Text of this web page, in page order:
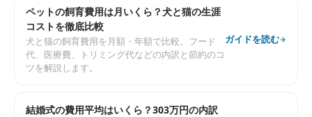
ペットの飼育費用は月いくら？犬と猫の生涯
コストを徹底比較
犬と猫の飼育費用を月額・年額で比較。フード
代、医療費、トリミング代などの内訳と節約のコ
ツを解説します。
ガイドを読む
結婚式の費用平均はいくら？303万円の内訳